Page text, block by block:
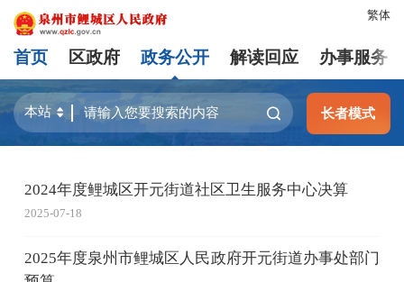
繁体
首页 区政府 政务公开 解读回应 办事服务
长者模式
2024年度鲤城区开元街道社区卫生服务中心决算
2025-07-18
2025年度泉州市鲤城区人民政府开元街道办事处部门